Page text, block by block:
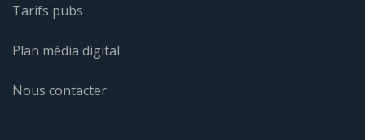
Tarifs pubs
Plan média digital
Nous contacter